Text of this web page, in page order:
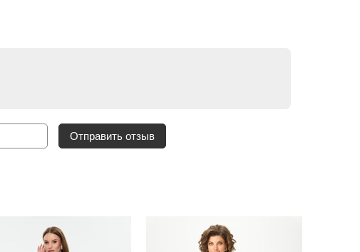
Отправить отзыв